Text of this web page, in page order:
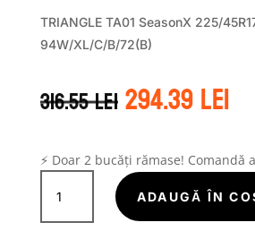
TRIANGLE TA01 SeasonX 225/
94W/XL/C/B/72(B)
316.55leiPrețul
inițial
fost:
316.55 lei.
294.39lei
⚡ Doar 2 bucăți rămase! Comandă
Cantitate
TRIANGLE
SEASONX
ADAUGĂ ÎN